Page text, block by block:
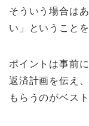
そういう場合は
い」ということ
ポイントは事前
返済計画を伝え
もらうのがベス